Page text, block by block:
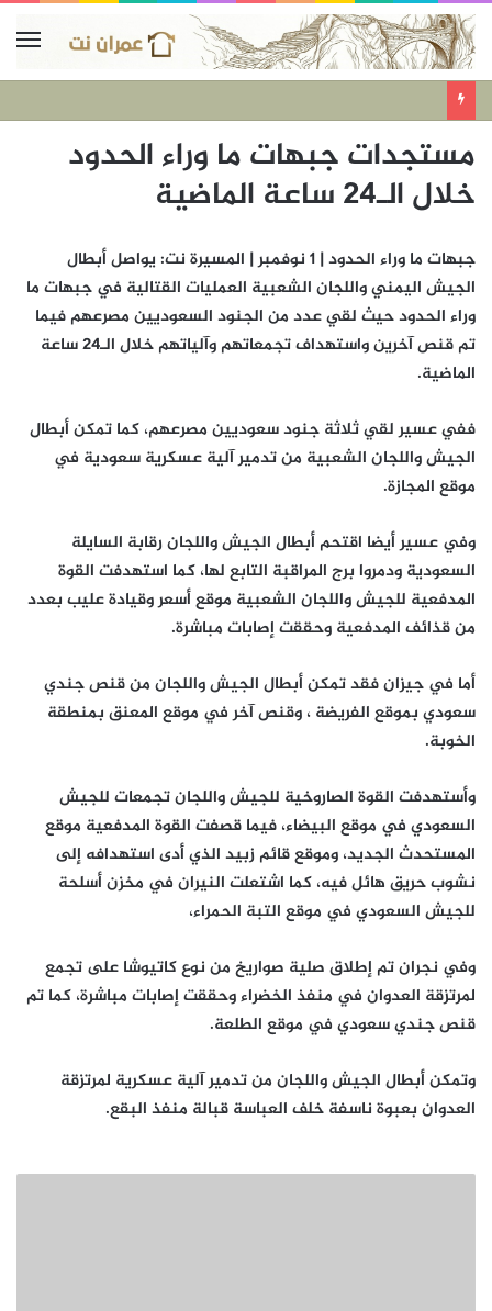
مستجدات جبهات ما وراء الحدود
خلال الـ24 ساعة الماضية
جبهات ما وراء الحدود | 1 نوفمبر | المسيرة نت: يواصل أبطال
الجيش اليمني واللجان الشعبية العمليات القتالية في جبهات ما
وراء الحدود حيث لقي عدد من الجنود السعوديين مصرعهم فيما
تم قنص آخرين واستهداف تجمعاتهم وآلياتهم خلال الـ24 ساعة
الماضية.
ففي عسير لقي ثلاثة جنود سعوديين مصرعهم، كما تمكن أبطال
الجيش واللجان الشعبية من تدمير آلية عسكرية سعودية في
موقع المجازة.
وفي عسير أيضا اقتحم أبطال الجيش واللجان رقابة السايلة
السعودية ودمروا برج المراقبة التابع لها، كما استهدفت القوة
المدفعية للجيش واللجان الشعبية موقع أسعر وقيادة عليب بعدد
من قذائف المدفعية وحققت إصابات مباشرة.
أما في جيزان فقد تمكن أبطال الجيش واللجان من قنص جندي
سعودي بموقع الفريضة ، وقنص آخر في موقع المعنق بمنطقة
الخوبة.
وأستهدفت القوة الصاروخية للجيش واللجان تجمعات للجيش
السعودي في موقع البيضاء، فيما قصفت القوة المدفعية موقع
المستحدث الجديد، وموقع قائم زبيد الذي أدى استهدافه إلى
نشوب حريق هائل فيه، كما اشتعلت النيران في مخزن أسلحة
للجيش السعودي في موقع التبة الحمراء،
وفي نجران تم إطلاق صلية صواريخ من نوع كاتيوشا على تجمع
لمرتزقة العدوان في منفذ الخضراء وحققت إصابات مباشرة، كما تم
قنص جندي سعودي في موقع الطلعة.
وتمكن أبطال الجيش واللجان من تدمير آلية عسكرية لمرتزقة
العدوان بعبوة ناسفة خلف العباسة قبالة منفذ البقع.